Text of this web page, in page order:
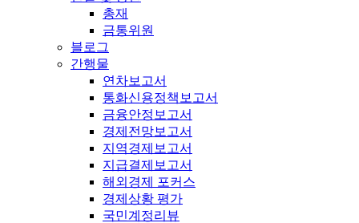
총재
금통위원
블로그
간행물
연차보고서
통화신용정책보고서
금융안정보고서
경제전망보고서
지역경제보고서
지급결제보고서
해외경제 포커스
경제상황 평가
국민계정리뷰